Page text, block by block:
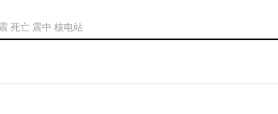
死亡 震中 核电站